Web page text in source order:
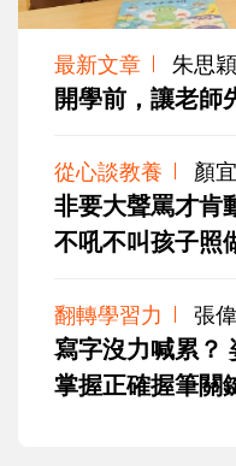
最新文章 朱思
開學前，讓老師
從心談教養 顏
非要大聲罵才肯
不吼不叫孩子照
翻轉學習力 張
寫字沒力喊累？
掌握正確握筆關